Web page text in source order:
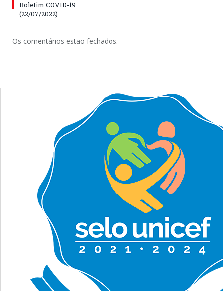
Boletim COVID-19
(22/07/2022)
Os comentários estão fechados.